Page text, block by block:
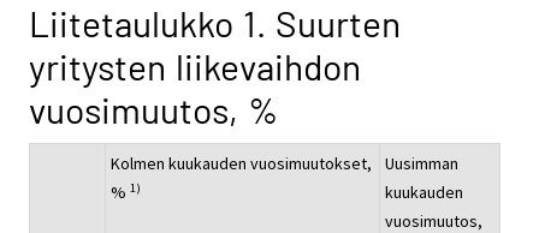
Liitetaulukko 1. Suurten
yritysten liikevaihdon
vuosimuutos, %
Kolmen kuukauden vuosimuutokset,
% 1)
Uusimman
kuukauden
vuosimuutos,